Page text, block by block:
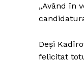
„Având în
Deși
felicitat